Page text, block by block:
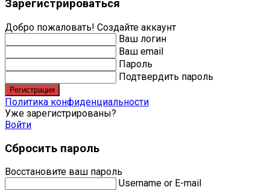
Зарегистрироваться
Добро пожаловать! Создайте аккаунт
Ваш логин
Ваш email
Пароль
Подтвердить пароль
Регистрация
Политика конфиденциальности
Уже зарегистрированы?
Войти
Сбросить пароль
Восстановите ваш пароль
Username or E-mail